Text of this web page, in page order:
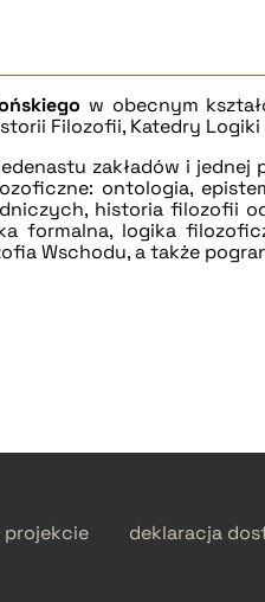
w obecnym
Filozofii, Katedry
zakładów i
ontologia,
historia filozofii
formalna, logika
Wschodu, a także
projekcie deklaracja